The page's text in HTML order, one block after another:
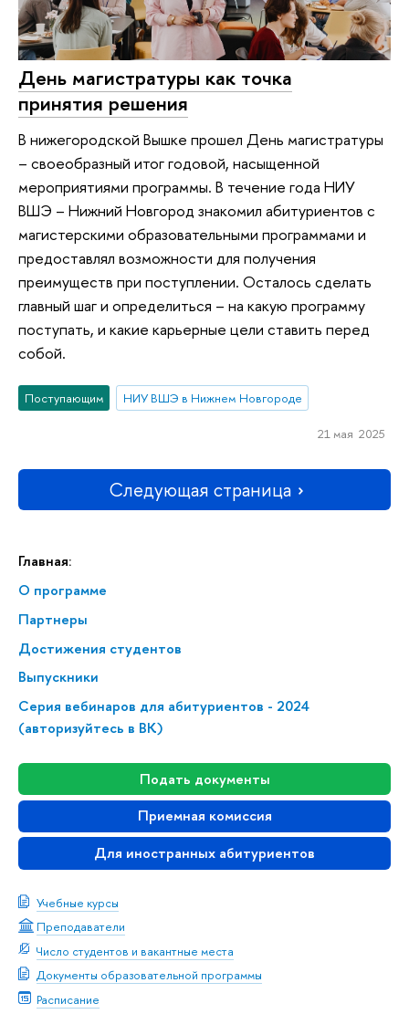
Главная:
О программе
Партнеры
Достижения студентов
Выпускники
Серия вебинаров для абитуриентов - 2024
(авторизуйтесь в ВК)
Подать документы
Приемная комиссия
Для иностранных абитуриентов
Учебные курсы
Преподаватели
Число студентов и вакантные места
Документы образовательной программы
Расписание
День магистратуры как точка
принятия решения
В нижегородской Вышке прошел День магистратуры
– своеобразный итог годовой, насыщенной
мероприятиями программы. В течение года НИУ
ВШЭ – Нижний Новгород знакомил абитуриентов с
магистерскими образовательными программами и
предоставлял возможности для получения
преимуществ при поступлении. Осталось сделать
главный шаг и определиться – на какую программу
поступать, и какие карьерные цели ставить перед
собой.
Поступающим НИУ ВШЭ в Нижнем Новгороде
21 мая 2025
Следующая страница